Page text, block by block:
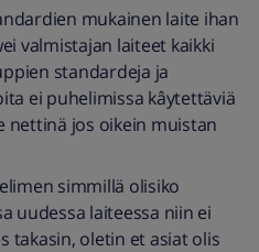
mukainen laite ihan
valmistajan laiteet kaikki
standardeja ja
ei puhelimissa kâytettäviä
nettinä jos oikein muistan
simmillä olisiko
uudessa laiteessa niin ei
takasin, oletin et asiat olis